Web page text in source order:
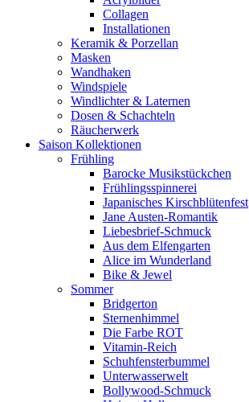
Collagen
Installationen
Keramik & Porzellan
Masken
Wandhaken
Windspiele
Windlichter & Laternen
Dosen & Schachteln
Räucherwerk
Saison Kollektionen
Frühling
Barocke Musikstückchen
Frühlingsspinnerei
Japanisches Kirschblütenfest
Jane Austen-Romantik
Liebesbrief-Schmuck
Aus dem Elfengarten
Alice im Wunderland
Bike & Jewel
Sommer
Bridgerton
Sternenhimmel
Die Farbe ROT
Vitamin-Reich
Schuhfensterbummel
Unterwasserwelt
Bollywood-Schmuck